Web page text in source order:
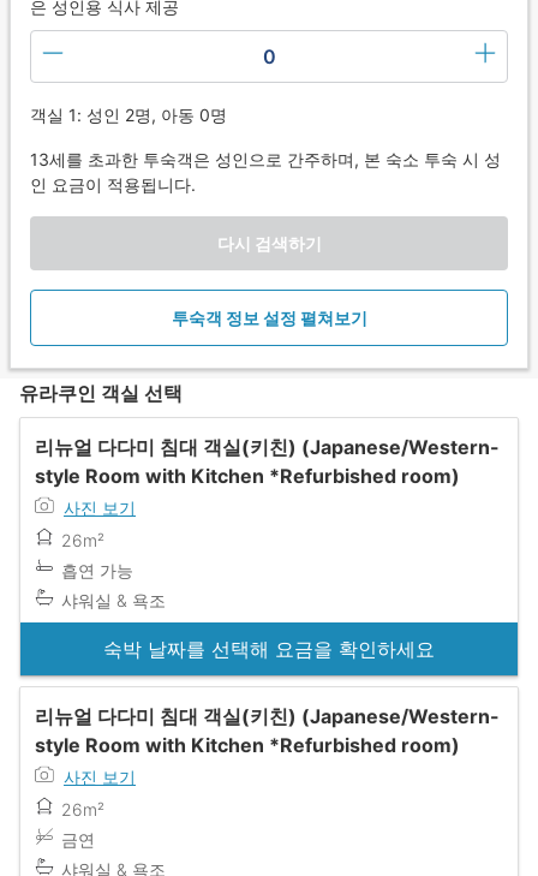
은 성인용 식사 제공
0
객실 1: 성인 2명, 아동 0명
13세를 초과한 투숙객은 성인으로 간주하며, 본 숙소 투숙 시 성
인 요금이 적용됩니다.
다시 검색하기
투숙객 정보 설정 펼쳐보기
유라쿠인 객실 선택
리뉴얼 다다미 침대 객실(키친) (Japanese/Western-
style Room with Kitchen *Refurbished room)
사진 보기
26m²
흡연 가능
샤워실 & 욕조
숙박 날짜를 선택해 요금을 확인하세요
리뉴얼 다다미 침대 객실(키친) (Japanese/Western-
style Room with Kitchen *Refurbished room)
사진 보기
26m²
금연
샤워실 & 욕조